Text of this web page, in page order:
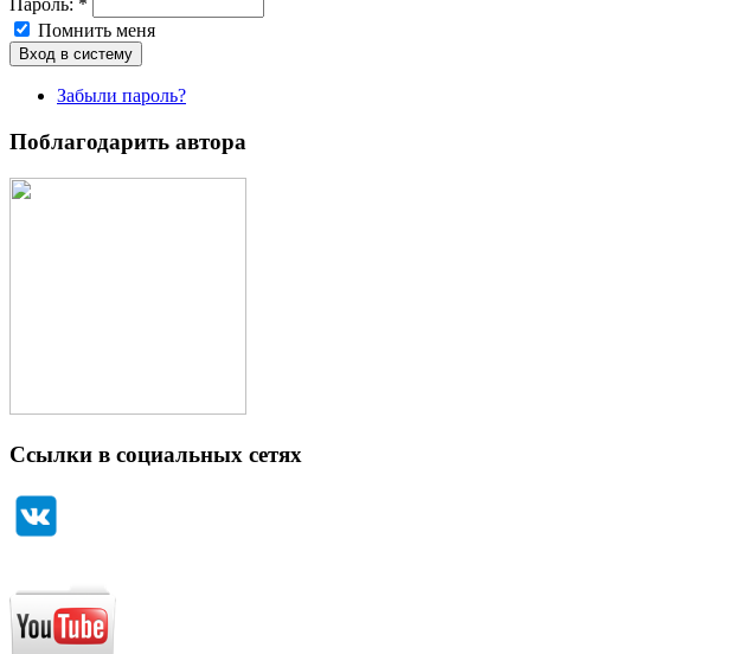
Пароль: *
Помнить меня
Забыли пароль?
Поблагодарить автора
Ссылки в социальных сетях